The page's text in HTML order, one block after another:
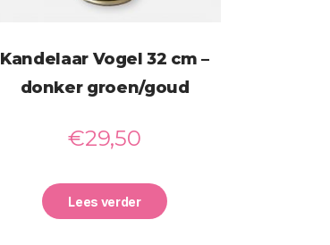
Kandelaar Vogel 32 cm –
donker groen/goud
€29,50
Lees verder